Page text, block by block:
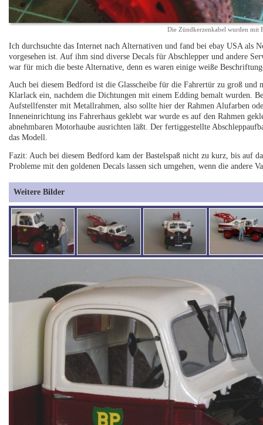
Die Zündkerzenkabel wurden mit
Ich durchsuchte das Internet nach Alternativen und fand bei ebay USA als
vorgesehen ist. Auf ihm sind diverse Decals für Abschlepper und andere
war für mich die beste Alternative, denn es waren einige weiße
Auch bei diesem Bedford ist die Glasscheibe für die Fahrertür zu groß
Klarlack ein, nachdem die Dichtungen mit einem Edding bemalt wurden.
Aufstellfenster mit Metallrahmen, also sollte hier der Rahmen Alufarben
Inneneinrichtung ins Fahrerhaus geklebt war wurde es auf den Rahmen
abnehmbaren Motorhaube ausrichten läßt. Der fertiggestellte
das Modell.
Fazit: Auch bei diesem Bedford kam der Bastelspaß nicht zu kurz, bis auf
Probleme mit den goldenen Decals lassen sich umgehen, wenn die andere
Weitere Bilder